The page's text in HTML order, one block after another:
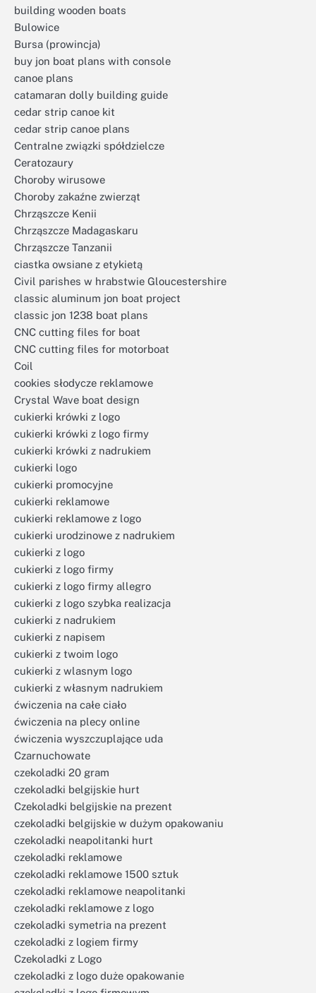
building wooden boats
Bulowice
Bursa (prowincja)
buy jon boat plans with console
canoe plans
catamaran dolly building guide
cedar strip canoe kit
cedar strip canoe plans
Centralne związki spółdzielcze
Ceratozaury
Choroby wirusowe
Choroby zakaźne zwierząt
Chrząszcze Kenii
Chrząszcze Madagaskaru
Chrząszcze Tanzanii
ciastka owsiane z etykietą
Civil parishes w hrabstwie Gloucestershire
classic aluminum jon boat project
classic jon 1238 boat plans
CNC cutting files for boat
CNC cutting files for motorboat
Coil
cookies słodycze reklamowe
Crystal Wave boat design
cukierki krówki z logo
cukierki krówki z logo firmy
cukierki krówki z nadrukiem
cukierki logo
cukierki promocyjne
cukierki reklamowe
cukierki reklamowe z logo
cukierki urodzinowe z nadrukiem
cukierki z logo
cukierki z logo firmy
cukierki z logo firmy allegro
cukierki z logo szybka realizacja
cukierki z nadrukiem
cukierki z napisem
cukierki z twoim logo
cukierki z wlasnym logo
cukierki z własnym nadrukiem
ćwiczenia na całe ciało
ćwiczenia na plecy online
ćwiczenia wyszczuplające uda
Czarnuchowate
czekoladki 20 gram
czekoladki belgijskie hurt
Czekoladki belgijskie na prezent
czekoladki belgijskie w dużym opakowaniu
czekoladki neapolitanki hurt
czekoladki reklamowe
czekoladki reklamowe 1500 sztuk
czekoladki reklamowe neapolitanki
czekoladki reklamowe z logo
czekoladki symetria na prezent
czekoladki z logiem firmy
Czekoladki z Logo
czekoladki z logo duże opakowanie